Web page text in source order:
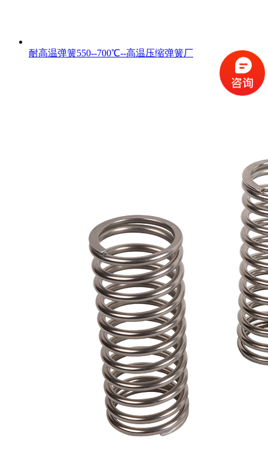
耐高温弹簧550--700℃--高温压缩弹簧厂